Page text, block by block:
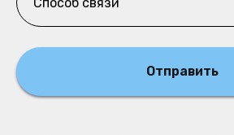
Отправить